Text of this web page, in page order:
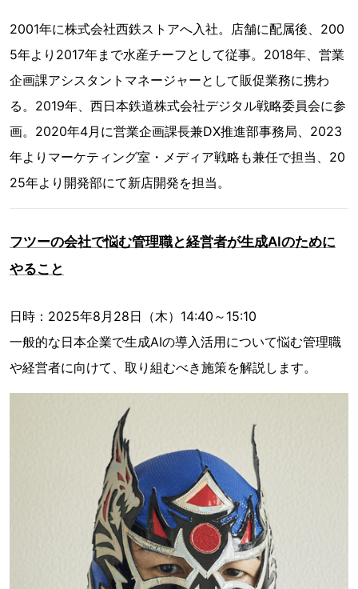
2001年に株式会社西鉄ストアへ入社。店舗に配属後、200
5年より2017年まで水産チーフとして従事。2018年、営業
企画課アシスタントマネージャーとして販促業務に携わ
る。2019年、西日本鉄道株式会社デジタル戦略委員会に参
画。2020年4月に営業企画課長兼DX推進部事務局、2023
年よりマーケティング室・メディア戦略も兼任で担当、20
25年より開発部にて新店開発を担当。
フツーの会社で悩む管理職と経営者が生成AIのために
やること
日時：2025年8月28日（木）14:40～15:10
一般的な日本企業で生成AIの導入活用について悩む管理職
や経営者に向けて、取り組むべき施策を解説します。